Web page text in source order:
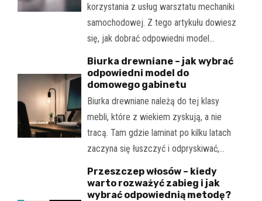
korzystania z usług warsztatu mechaniki
samochodowej. Z tego artykułu dowiesz
się, jak dobrać odpowiedni model…
Biurka drewniane – jak wybrać
odpowiedni model do
domowego gabinetu
Biurka drewniane należą do tej klasy
mebli, które z wiekiem zyskują, a nie
tracą. Tam gdzie laminat po kilku latach
zaczyna się łuszczyć i odpryskiwać,…
Przeszczep włosów – kiedy
warto rozważyć zabieg i jak
wybrać odpowiednią metodę?